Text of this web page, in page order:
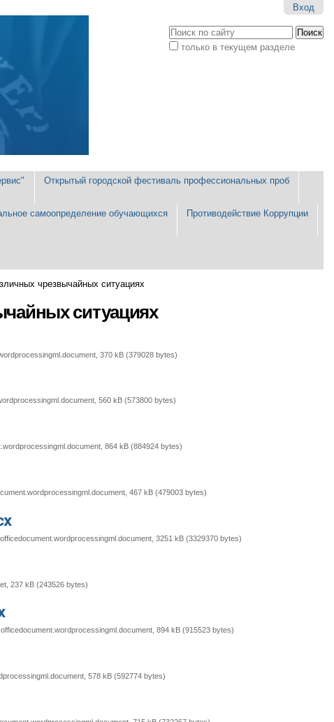
Вход
Поиск
только в текущем разделе
Открытый городской фестиваль профессиональных проб
самоопределение обучающихся Противодействие Коррупции
чрезвычайных ситуациях
ситуациях
370 kB (379028 bytes)
560 kB (573800 bytes)
864 kB (884924 bytes)
467 kB (479003 bytes)
3251 kB (3329370 bytes)
237 kB (243526 bytes)
894 kB (915523 bytes)
578 kB (592774 bytes)